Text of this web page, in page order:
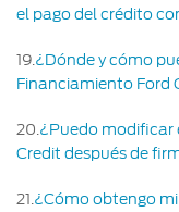
el pago del crédito
19 ¿Dónde y cómo
Financiamiento Ford
20 ¿Puedo modificar
Credit después de
21 ¿Cómo obtengo